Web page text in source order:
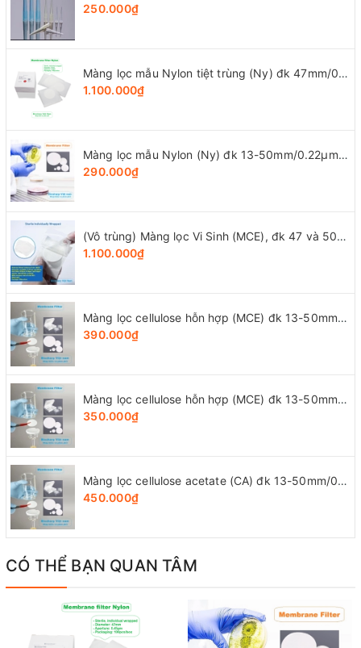
250.000₫
Màng lọc mẫu Nylon tiệt trùng (Ny) đk 47mm/0.22µm-0.45µm, 4x25 chiếc/hộp, hãng Biosharp
1.100.000₫
Màng lọc mẫu Nylon (Ny) đk 13-50mm/0.22µm-0.45µm, 4x25 chiếc/hộp, hãng Biosharp
290.000₫
(Vô trùng) Màng lọc Vi Sinh (MCE), đk 47 và 50mm/0.8μm-0.22µm-0.45μm, 100 chiếc/hộp, Biosharp
1.100.000₫
Màng lọc cellulose hỗn hợp (MCE) đk 13-50mm/0.45µm, 4x25 chiếc/hộp, hãng Biosharp
390.000₫
Màng lọc cellulose hỗn hợp (MCE) đk 13-50mm/0.22µm, 4x25 chiếc/hộp, hãng Biosharp
350.000₫
Màng lọc cellulose acetate (CA) đk 13-50mm/0.45µm, 4x25 chiếc/hộp, hãng Biosharp
450.000₫
CÓ THỂ BẠN QUAN TÂM